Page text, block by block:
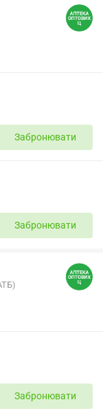
Забронювати
Забронювати
Забронювати